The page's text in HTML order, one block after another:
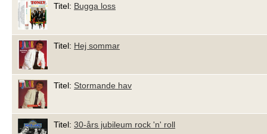
Titel: Bugga loss
Titel: Hej sommar
Titel: Stormande hav
Titel: 30-års jubileum rock 'n' roll